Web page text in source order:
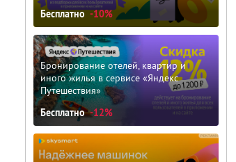
Бесплатно -10%
Бронирование отелей, квартир и
иного жилья в сервисе «Яндекс
Путешествия»
Бесплатно -12%